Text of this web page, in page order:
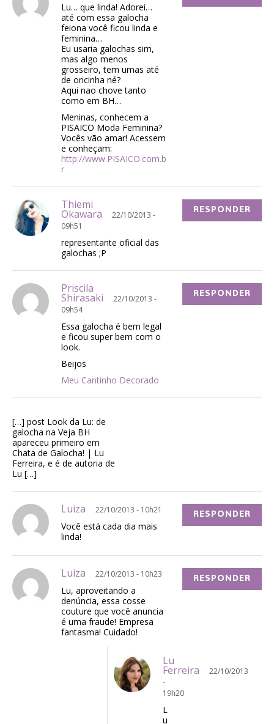
Lu… que linda! Adorei…
até com essa galocha
feiona você ficou linda e
feminina…
Eu usaria galochas sim,
mas algo menos
grosseiro, tem umas até
de oncinha né?
Aqui nao chove tanto
como em BH…
Meninas, conhecem a
PISAICO Moda Feminina?
Vocês vão amar! Acessem
e conheçam:
http://www.PISAICO.com.b
r
Thiemi
Okawara
22/10/2013 -
09h51
representante oficial das
galochas ;P
RESPONDER
Priscila
Shirasaki
22/10/2013 -
09h54
Essa galocha é bem legal
e ficou super bem com o
look.
Beijos
Meu Cantinho Decorado
RESPONDER
[…] post Look da Lu: de
galocha na Veja BH
apareceu primeiro em
Chata de Galocha! | Lu
Ferreira, e é de autoria de
Lu […]
Luiza 22/10/2013 - 10h21
Você está cada dia mais
linda!
RESPONDER
Luiza 22/10/2013 - 10h23
Lu, aproveitando a
denúncia, essa cosse
couture que você anuncia
é uma fraude! Empresa
fantasma! Cuidado!
RESPONDER
Lu
Ferreira
22/10/2013
-
19h20
L
u